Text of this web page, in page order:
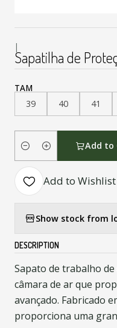
|
Sapatilha de
TAM
39
40 41
Quantity
Add to
Add to Wishlist
Show stock from
DESCRIPTION
Sapato de trabalho
câmara de ar que
avançado. Fabricado
proporciona uma